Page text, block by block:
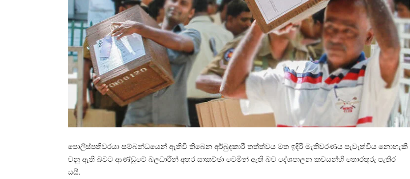
පොලිස්පතිවරයා සම්බන්ධයෙන් ඇතිවී තිබෙන අර්බුදකාරී තත්ත්වය මත ඉදිරි මැතිවරණය පැවැත්විය නොහැකි
වනු ඇති බවට ආණ්ඩුවේ බලධාරීන් අතර සාකච්ඡා වෙමින් ඇති බව දේශපාලන කවයන්හි තොරතුරු පැතිර
යයි.